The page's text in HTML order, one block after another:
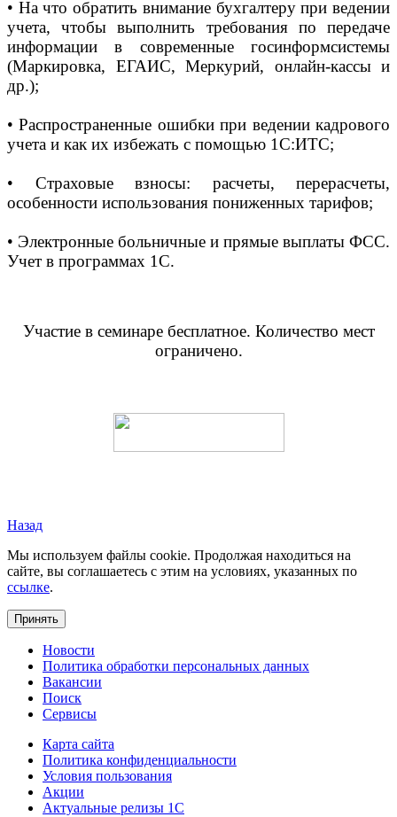
• На что обратить внимание бухгалтеру при ведении
учета, чтобы выполнить требования по передаче
информации в современные госинформсистемы
(Маркировка, ЕГАИС, Меркурий, онлайн-кассы и
др.);
• Распространенные ошибки при ведении кадрового
учета и как их избежать с помощью 1С:ИТС;
• Страховые взносы: расчеты, перерасчеты,
особенности использования пониженных тарифов;
• Электронные больничные и прямые выплаты ФСС.
Учет в программах 1С.
Участие в семинаре бесплатное. Количество мест
ограничено.
Назад
Мы используем файлы cookie. Продолжая находиться на
сайте, вы соглашаетесь с этим на условиях, указанных по
ссылке.
Принять
Новости
Политика обработки персональных данных
Вакансии
Поиск
Сервисы
Карта сайта
Политика конфиденциальности
Условия пользования
Акции
Актуальные релизы 1C